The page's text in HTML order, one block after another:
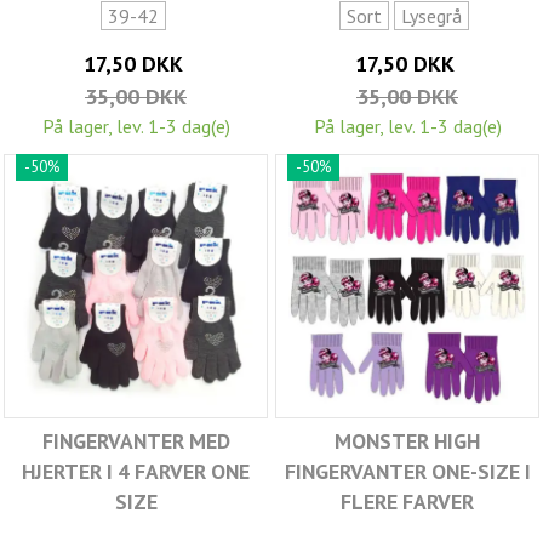
39-42
17,50 DKK
35,00 DKK
På lager, lev. 1-3 dag(e)
Sort Lysegrå
17,50 DKK
35,00 DKK
På lager, lev. 1-3 dag(e)
-50%
FINGERVANTER MED
HJERTER I 4 FARVER ONE
SIZE
-50%
MONSTER HIGH
FINGERVANTER ONE-SIZE I
FLERE FARVER